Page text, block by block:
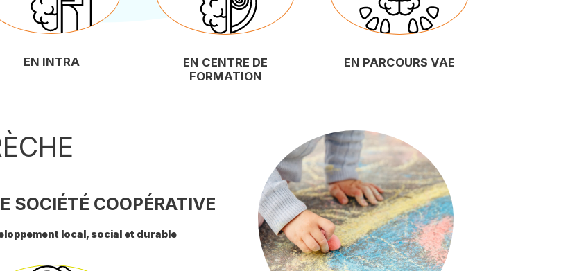
EN INTRA
EN CENTRE DE
FORMATION
EN PARCOURS VAE
SOCIÉTÉ COOPÉRATIVE
local, social et durable